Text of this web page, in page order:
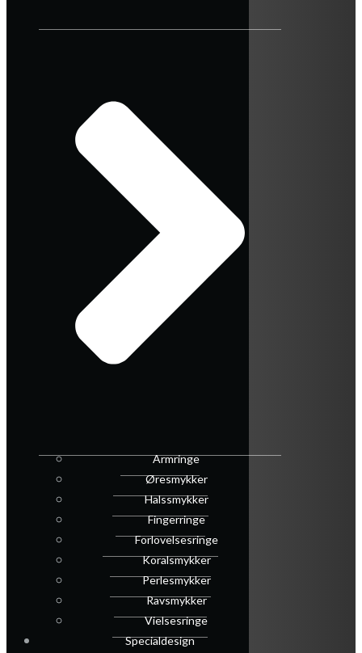
Armringe
Øresmykker
Halssmykker
Fingerringe
Forlovelsesringe
Koralsmykker
Perlesmykker
Ravsmykker
Vielsesringe
Specialdesign